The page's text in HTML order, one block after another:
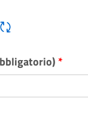
Rigene CAPTCHA
*